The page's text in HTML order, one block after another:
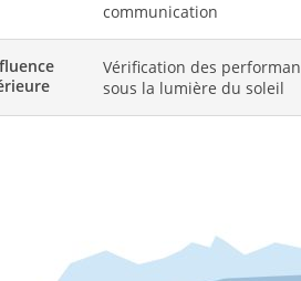
communication
Vérification des
sous la lumière du soleil